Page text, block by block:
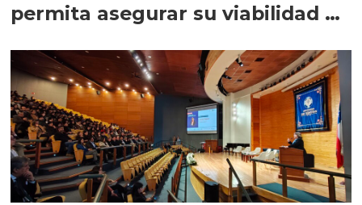
permita asegurar su viabilidad de